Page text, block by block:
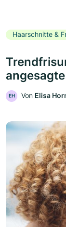
Haarschnitte &
EH Von Elisa